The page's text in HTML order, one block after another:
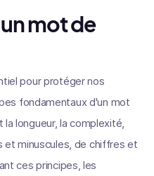
mot de
pour protéger nos
fondamentaux d'un mot
longueur, la complexité,
et minuscules, de chiffres et
ces principes, les